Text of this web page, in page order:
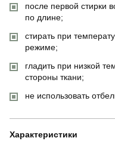
после первой стирки
по длине;
стирать при
режиме;
гладить при низкой
стороны ткани;
не использовать
Характеристики